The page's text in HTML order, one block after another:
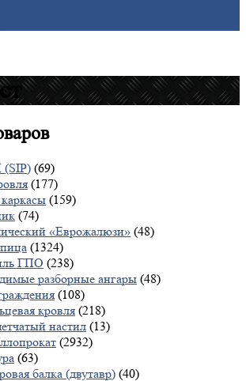
(69)
(177)
(159)
(74)
«Еврожалюзи» (48)
(1324)
ГПО (238)
разборные ангары (48)
(108)
кровля (218)
настил (13)
(2932)
(63)
балка (двутавр) (40)